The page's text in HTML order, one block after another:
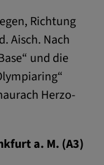
Richtung
Aisch. Nach
und die
Herzo-
a. M. (A3)